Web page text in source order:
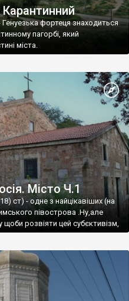
фортеця знаходиться
пагорбі, який
міста.
Місто Ч.1
ст) - одне з найцікавіших (на
півострова .Ну,але
розвіяти цей субєктивізм,